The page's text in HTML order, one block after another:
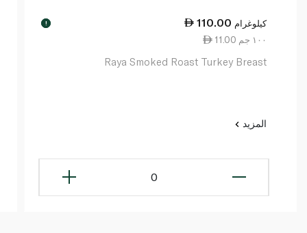
110.00 كيلوغرام !
11.00 ١٠٠ جم
Raya Smoked Roast Turkey Breast
المزيد
0